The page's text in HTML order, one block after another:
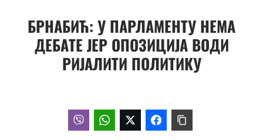
БРНАБИЋ: У ПАРЛАМЕНТУ НЕМА
ДЕБАТЕ ЈЕР ОПОЗИЦИЈА ВОДИ
РИЈАЛИТИ ПОЛИТИКУ